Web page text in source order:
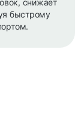
снижает
быстрому